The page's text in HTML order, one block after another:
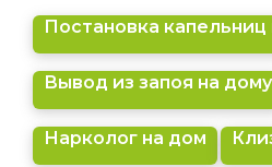
Постановка капельниц
Вывод из запоя на дому
Нарколог на дом